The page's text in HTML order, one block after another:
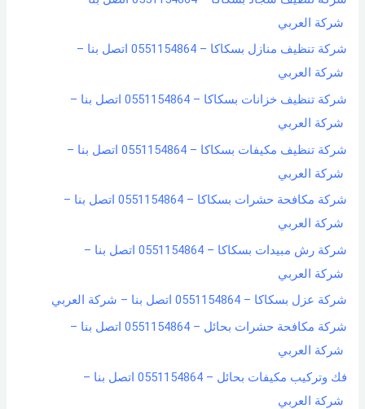
شركة العربي
شركة تنظيف منازل بسكاكا – 0551154864 اتصل بنا –
شركة العربي
شركة تنظيف خزانات بسكاكا – 0551154864 اتصل بنا –
شركة العربي
شركة تنظيف مكيفات بسكاكا – 0551154864 اتصل بنا –
شركة العربي
شركة مكافحة حشرات بسكاكا – 0551154864 اتصل بنا –
شركة العربي
شركة رش مبيدات بسكاكا – 0551154864 اتصل بنا –
شركة العربي
شركة عزل بسكاكا – 0551154864 اتصل بنا – شركة العربي
شركة مكافحة حشرات بحائل – 0551154864 اتصل بنا –
شركة العربي
فك وتركيب مكيفات بحائل – 0551154864 اتصل بنا –
شركة العربي